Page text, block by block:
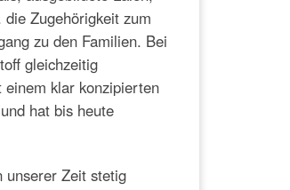
Zugehörigkeit zum
zu den Familien. Bei
gleichzeitig
klar konzipierten
hat bis heute
unserer Zeit stetig